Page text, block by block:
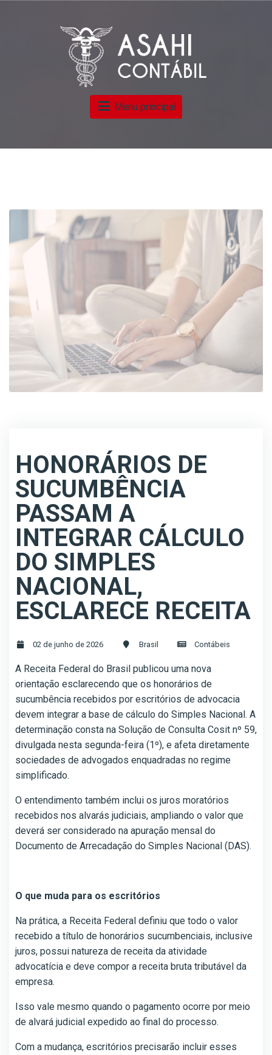
Menu principal
HONORÁRIOS DE
SUCUMBÊNCIA
PASSAM A
INTEGRAR CÁLCULO
DO SIMPLES
NACIONAL,
ESCLARECE RECEITA
02 de junho de 2026 Brasil Contábeis
A Receita Federal do Brasil publicou uma nova
orientação esclarecendo que os honorários de
sucumbência recebidos por escritórios de advocacia
devem integrar a base de cálculo do Simples Nacional. A
determinação consta na Solução de Consulta Cosit nº 59,
divulgada nesta segunda-feira (1º), e afeta diretamente
sociedades de advogados enquadradas no regime
simplificado.
O entendimento também inclui os juros moratórios
recebidos nos alvarás judiciais, ampliando o valor que
deverá ser considerado na apuração mensal do
Documento de Arrecadação do Simples Nacional (DAS).
O que muda para os escritórios
Na prática, a Receita Federal definiu que todo o valor
recebido a título de honorários sucumbenciais, inclusive
juros, possui natureza de receita da atividade
advocatícia e deve compor a receita bruta tributável da
empresa.
Isso vale mesmo quando o pagamento ocorre por meio
de alvará judicial expedido ao final do processo.
Com a mudança, escritórios precisarão incluir esses